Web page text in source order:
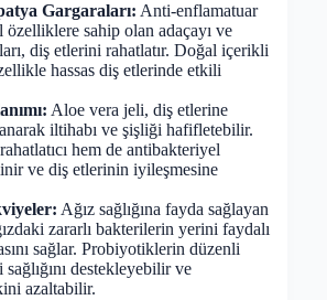
Gargaraları: Anti-enflamatuar
sahip olan adaçayı ve
diş etlerini rahatlatır. Doğal içerikli
hassas diş etlerinde etkili
Aloe vera jeli, diş etlerine
iltihabı ve şişliği hafifletebilir.
hem de antibakteriyel
ve diş etlerinin iyileşmesine
Ağız sağlığına fayda sağlayan
zararlı bakterilerin yerini faydalı
sağlar. Probiyotiklerin düzenli
sağlığını destekleyebilir ve
azaltabilir.